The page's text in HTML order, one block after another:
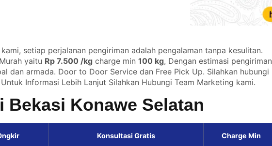
kami, setiap perjalanan pengiriman adalah pengalaman tanpa kesulitan.
yaitu Rp 7.500 /kg charge min 100 kg, Dengan estimasi pengiriman
dan armada. Door to Door Service dan Free Pick Up. Silahkan hubungi
Informasi Lebih Lanjut Silahkan Hubungi Team Marketing kami.
Bekasi Konawe Selatan
Konsultasi Gratis Charge Min